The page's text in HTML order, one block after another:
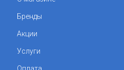
Бренды
Акции
Услуги